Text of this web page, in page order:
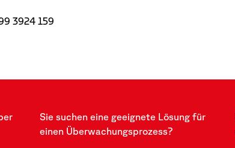
3924 159
Sie suchen eine geeignete Lösung für
einen Überwachungsprozess?